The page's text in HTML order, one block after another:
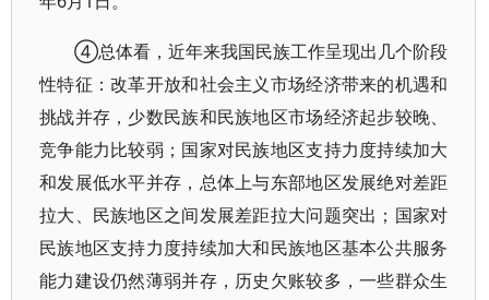
④总体看，近年来我国民族工作呈现出几个阶段
性特征：改革开放和社会主义市场经济带来的机遇和
挑战并存，少数民族和民族地区市场经济起步较晚、
竞争能力比较弱；国家对民族地区支持力度持续加大
和发展低水平并存，总体上与东部地区发展绝对差距
拉大、民族地区之间发展差距拉大问题突出；国家对
民族地区支持力度持续加大和民族地区基本公共服务
能力建设仍然薄弱并存，历史欠账较多，一些群众生